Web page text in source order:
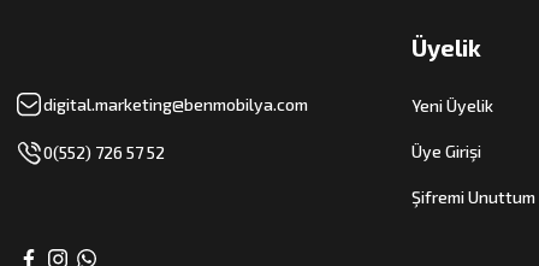
digital.marketing@benmobilya.com
0(552) 726 57 52
Üyelik
Yeni Üyelik
Üye Girişi
Şifremi Unuttum